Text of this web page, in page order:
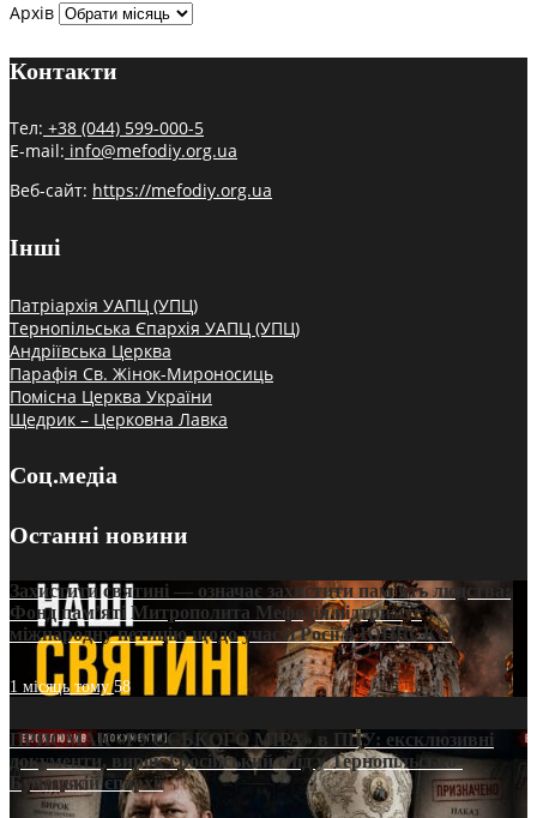
Архів
Контакти
Тел: +38 (044) 599-000-5
E-mail: info@mefodiy.org.ua
Веб-сайт: https://mefodiy.org.ua
Інші
Патріархія УАПЦ (УПЦ)
Тернопільська Єпархія УАПЦ (УПЦ)
Андріївська Церква
Парафія Св. Жінок-Мироносиць
Помісна Церква України
Щедрик – Церковна Лавка
Соц.медіа
Останні новини
Захистити святині — означає захистити пам’ять людства:
Фонд пам’яті Митрополита Мефодія підтримує
міжнародну петицію щодо участі Росії в ЮНЕСКО
1 місяць тому58
ПРИСМАК «РУССЬКОГО МІРА» в ПЦУ: ексклюзивні
документи, вирок і російський слід у Тернопільсько-
Бучацькій єпархії